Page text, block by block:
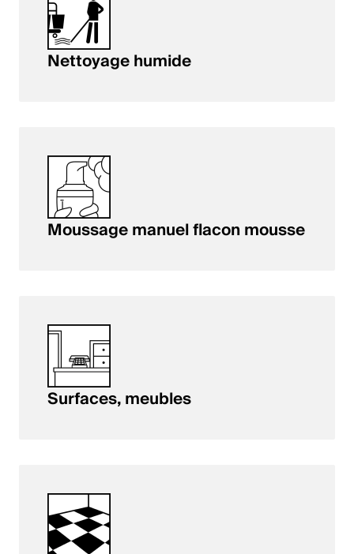
Nettoyage humide
Moussage manuel flacon mousse
Surfaces, meubles